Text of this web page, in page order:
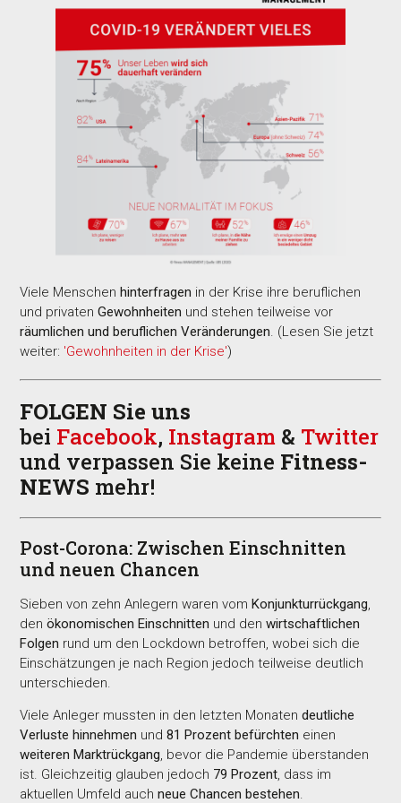
Viele Menschenhinterfragen in der Krise ihre beruflichen
und privatenGewohnheiten und stehen teilweise vor
räumlichen und beruflichen Veränderungen. (Lesen Sie jetzt
weiter: 'Gewohnheiten in der Krise')
FOLGEN Sie uns
bei Facebook, Instagram & Twitter
und verpassen Sie keine Fitness-
NEWS mehr!
Post-Corona: Zwischen Einschnitten
und neuen Chancen
Sieben von zehn Anlegern waren vomKonjunkturrückgang,
denökonomischen Einschnitten und denwirtschaftlichen
Folgen rund um den Lockdown betroffen, wobei sich die
Einschätzungen je nach Region jedoch teilweise deutlich
unterschieden.
Viele Anleger mussten in den letzten Monatendeutliche
Verluste hinnehmen und81 Prozent befürchten einen
weiteren Marktrückgang, bevor die Pandemie überstanden
ist. Gleichzeitig glauben jedoch 79 Prozent, dass im
aktuellen Umfeld auchneue Chancen bestehen.